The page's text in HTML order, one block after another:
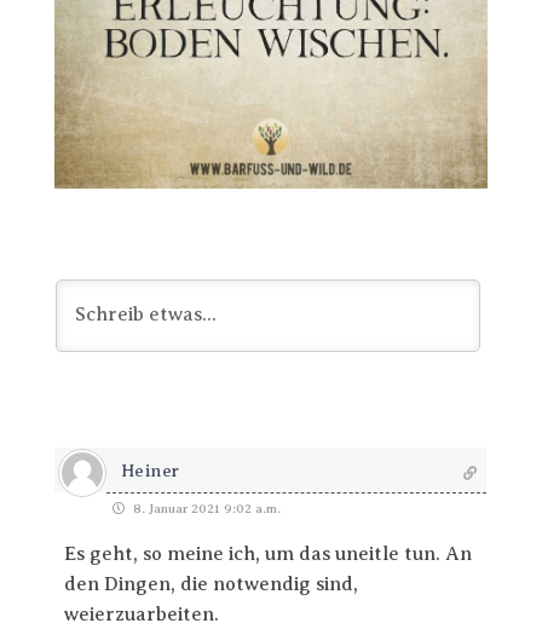
Heiner
8. Januar 2021 9:02 a.m.
Es geht, so meine ich, um das uneitle tun. An
den Dingen, die notwendig sind,
weierzuarbeiten.